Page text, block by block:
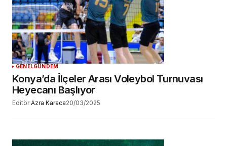
YORUM GÖNDER
GENELGÜNDEM
Konya’da İlçeler Arası Voleybol Turnuvası
Heyecanı Başlıyor
Editör Azra Karaca20/03/2025